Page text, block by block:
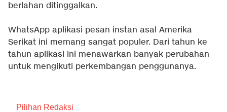
berlahan ditinggalkan.
WhatsApp aplikasi pesan instan asal Amerika
Serikat ini memang sangat populer. Dari tahun ke
tahun aplikasi ini menawarkan banyak perubahan
untuk mengikuti perkembangan penggunanya.
Pilihan Redaksi